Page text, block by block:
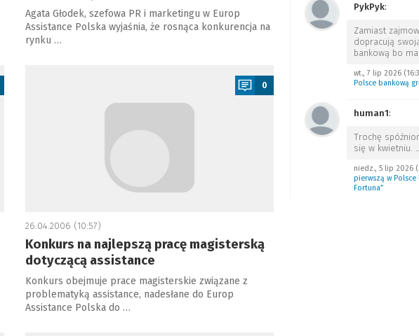
Agata Głodek, szefowa PR i marketingu w Europ
Assistance Polska wyjaśnia, że rosnąca konkurencja na
rynku …
0
26.04.2006 (10:57)
Konkurs na najlepszą pracę magisterską
dotyczącą assistance
Konkurs obejmuje prace magisterskie związane z
problematyką assistance, nadesłane do Europ
Assistance Polska do …
PykPyk:
Zamiast
dopracują
bankową bo
wt., 7 lip 2026
Polsce bankową
human1:
Trochę
się w kwietniu.
niedz., 5 lip 2026
pierwszą w
Fortuna”